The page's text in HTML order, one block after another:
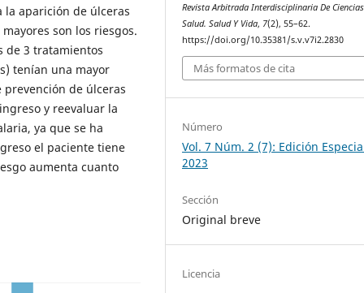
la aparición de úlceras
son los riesgos.
de 3 tratamientos
tenían una mayor
de úlceras
y reevaluar la
ya que se ha
el paciente tiene
aumenta cuanto
Revista Arbitrada Interdisciplinaria De
Salud. Salud Y Vida, 7(2), 55–62.
https://doi.org/10.35381/s.v.v7i2.2830
Más formatos de cita
Número
Vol. 7 Núm. 2 (7): Edición
2023
Sección
Original breve
Licencia